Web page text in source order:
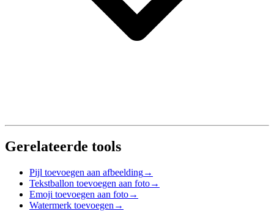
Gerelateerde tools
Pijl toevoegen aan afbeelding→
Tekstballon toevoegen aan foto→
Emoji toevoegen aan foto→
Watermerk toevoegen →